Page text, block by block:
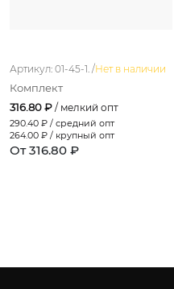
Артикул: 01-45-1. /Нет в наличии
Комплект
316.80 ₽ / мелкий опт
290.40 ₽ / средний опт
264.00 ₽ / крупный опт
От 316.80 ₽